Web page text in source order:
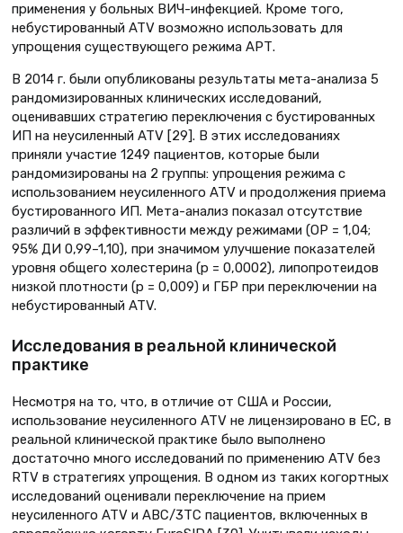
применения у больных ВИЧ-инфекцией. Кроме того,
небустированный ATV возможно использовать для
упрощения существующего режима АРТ.
В 2014 г. были опубликованы результаты мета-анализа 5
рандомизированных клинических исследований,
оценивавших стратегию переключения с бустированных
ИП на неусиленный ATV [29]. В этих исследованиях
приняли участие 1249 пациентов, которые были
рандомизированы на 2 группы: упрощения режима с
использованием неусиленного ATV и продолжения приема
бустированного ИП. Мета-анализ показал отсутствие
различий в эффективности между режимами (ОР = 1,04;
95% ДИ 0,99–1,10), при значимом улучшение показателей
уровня общего холестерина (p = 0,0002), липопротеидов
низкой плотности (р = 0,009) и ГБР при переключении на
небустированный ATV.
Исследования в реальной клинической
практике
Несмотря на то, что, в отличие от США и России,
использование неусиленного ATV не лицензировано в ЕС, в
реальной клинической практике было выполнено
достаточно много исследований по применению ATV без
RTV в стратегиях упрощения. В одном из таких когортных
исследований оценивали переключение на прием
неусиленного ATV и ABC/3TC пациентов, включенных в